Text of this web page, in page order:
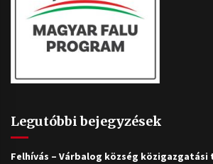
Legutóbbi bejegyzések
Felhívás – Várbalog község